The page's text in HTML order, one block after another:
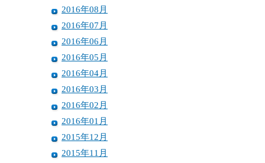
2016年08月
2016年07月
2016年06月
2016年05月
2016年04月
2016年03月
2016年02月
2016年01月
2015年12月
2015年11月